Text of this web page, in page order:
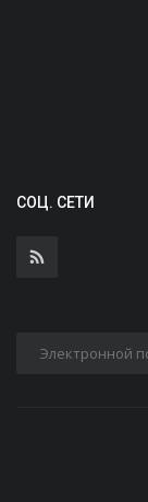
СОЦ. СЕТИ